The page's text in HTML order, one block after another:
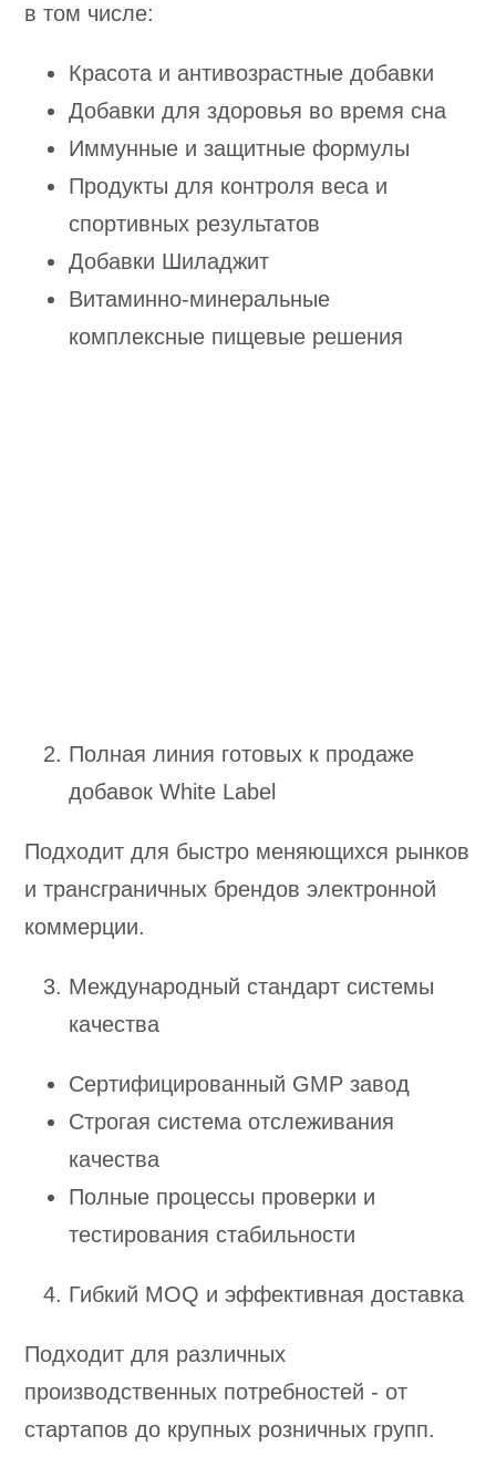
в том числе:
Красота и антивозрастные добавки
Добавки для здоровья во время сна
Иммунные и защитные формулы
Продукты для контроля веса и
спортивных результатов
Добавки Шиладжит
Витаминно-минеральные
комплексные пищевые решения
Полная линия готовых к продаже
добавок White Label
Подходит для быстро меняющихся рынков
и трансграничных брендов электронной
коммерции.
Международный стандарт системы
качества
Сертифицированный GMP завод
Строгая система отслеживания
качества
Полные процессы проверки и
тестирования стабильности
Гибкий MOQ и эффективная доставка
Подходит для различных
производственных потребностей - от
стартапов до крупных розничных групп.